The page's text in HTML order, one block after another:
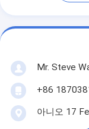
Mr. Steve
+86
아니오 17